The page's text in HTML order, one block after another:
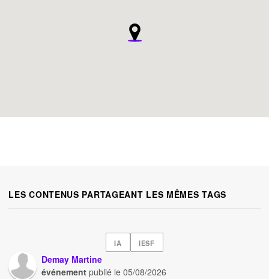
LES CONTENUS PARTAGEANT LES MÊMES TAGS
IA IESF
Demay Martine
événement publié le05/08/2026